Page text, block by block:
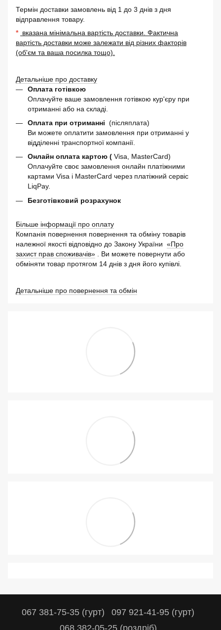
Термін доставки замовлень від 1 до 3 днів з дня
відправлення товару.
* вказана мінімальна вартість доставки. Фактична
вартість доставки може залежати від різних факторів
(об'єм та ваша посилка тощо).
Детальніше про доставку
Оплата готівкою
Оплачуйте ваше замовлення готівкою кур'єру при
отриманні або на складі.
Оплата при отриманні (післяплата)
Ви можете оплатити замовлення при отриманні у
відділенні транспортної компанії.
Онлайн оплата картою ( Visa, MasterCard)
Оплачуйте своє замовлення онлайн платіжними
картами Visa і MasterCard через платіжний сервіс
LiqPay.
Безготівковий розрахунок
Більше інформації про оплату
Компанія повернення повернення та обміну товарів
належної якості відповідно до Закону України «Про
захист прав споживачів» . Ви можете повернути або
обміняти товар протягом 14 днів з дня його купівлі.
Детальніше про повернення та обмін
067 381-75-35 (гурт)
097 921-41-95 (гурт)